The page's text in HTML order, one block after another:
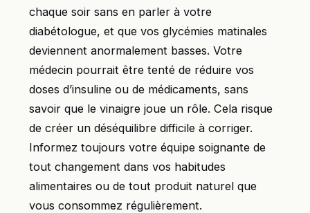
chaque soir sans en parler à votre
diabétologue, et que vos glycémies matinales
deviennent anormalement basses. Votre
médecin pourrait être tenté de réduire vos
doses d’insuline ou de médicaments, sans
savoir que le vinaigre joue un rôle. Cela risque
de créer un déséquilibre difficile à corriger.
Informez toujours votre équipe soignante de
tout changement dans vos habitudes
alimentaires ou de tout produit naturel que
vous consommez régulièrement.